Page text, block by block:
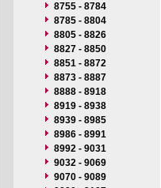
8755 - 8784
8785 - 8804
8805 - 8826
8827 - 8850
8851 - 8872
8873 - 8887
8888 - 8918
8919 - 8938
8939 - 8985
8986 - 8991
8992 - 9031
9032 - 9069
9070 - 9089